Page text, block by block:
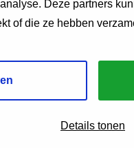
Deze partners
of die ze hebben
Details tonen
richtlijnen
en